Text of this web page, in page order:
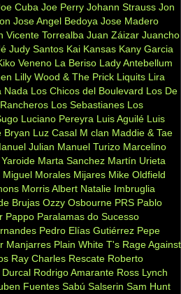
Cuba Joe Perry Johann Strauss Jon
Jose Angel Bedoya Jose Madero
Vicente Torrealba Juan Záizar Juancho
Judy Santos Kai Kansas Kany Garcia
Veneno La Beriso Lady Antebellum
Lilly Wood & The Prick Liquits Lira
Nada Los Chicos del Boulevard Los De
Los Sebastianes Los
Luciano Pereyra Luis Aguilé Luis
Bryan Luz Casal M clan Maddie & Tae
Julian Manuel Turizo Marcelino
Marta Sanchez Martín Urieta
Miguel Morales Mijares Mike Oldfield
Morris Albert Natalie Imbruglia
Brujas Ozzy Osbourne PRS Pablo
Pappo Paralamas do Sucesso
Pedro Elías Gutiérrez Pepe
Manjarres Plain White T's Rage Against
Ray Charles Rescate Roberto
Durcal Rodrigo Amarante Ross Lynch
Fuentes Sabú Salserin Sam Hunt